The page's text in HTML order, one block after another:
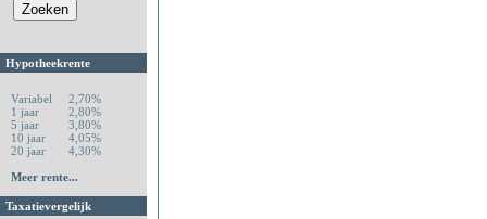
Hypotheekrente
Variabel
2,70%
1 jaar
2,80%
5 jaar
3,80%
10 jaar
4,05%
20 jaar
4,30%
Meer rente...
Taxatievergelijk